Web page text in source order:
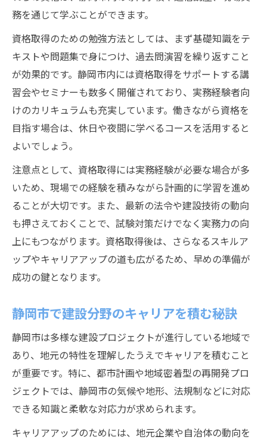
務を通じて学ぶことができます。
資格取得のための勉強方法としては、まず基礎知識をテ
キストや問題集で身につけ、過去問演習を繰り返すこと
が効果的です。静岡市内には資格取得をサポートする講
習会やセミナーも数多く開催されており、実務経験者向
けのカリキュラムも充実しています。働きながら資格を
目指す場合は、休日や夜間に学べるコースを活用すると
よいでしょう。
注意点として、資格取得には実務経験が必要な場合が多
いため、現場での経験を積みながら計画的に学習を進め
ることが大切です。また、最新の法令や建設技術の動向
も押さえておくことで、試験対策だけでなく実務力の向
上にもつながります。資格取得後は、さらなるスキルア
ップやキャリアアップの道も広がるため、早めの準備が
成功の鍵となります。
静岡市で建設分野のキャリアを積む秘訣
静岡市は多様な建設プロジェクトが進行している地域で
あり、地元の特性を理解したうえでキャリアを積むこと
が重要です。特に、都市計画や地域密着型の再開発プロ
ジェクトでは、静岡市の気候や地形、法規制などに対応
できる知識と柔軟な対応力が求められます。
キャリアアップのためには、地元企業や自治体の動向を